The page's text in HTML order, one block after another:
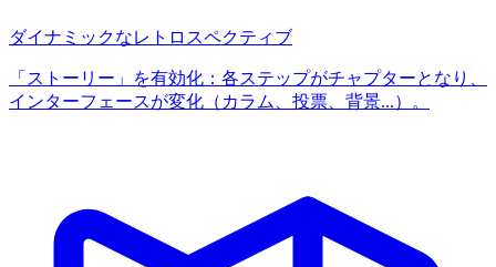
ダイナミックなレトロスペクティブ
「ストーリー」を有効化：各ステップがチャプターとなり、
インターフェースが変化（カラム、投票、背景...）。